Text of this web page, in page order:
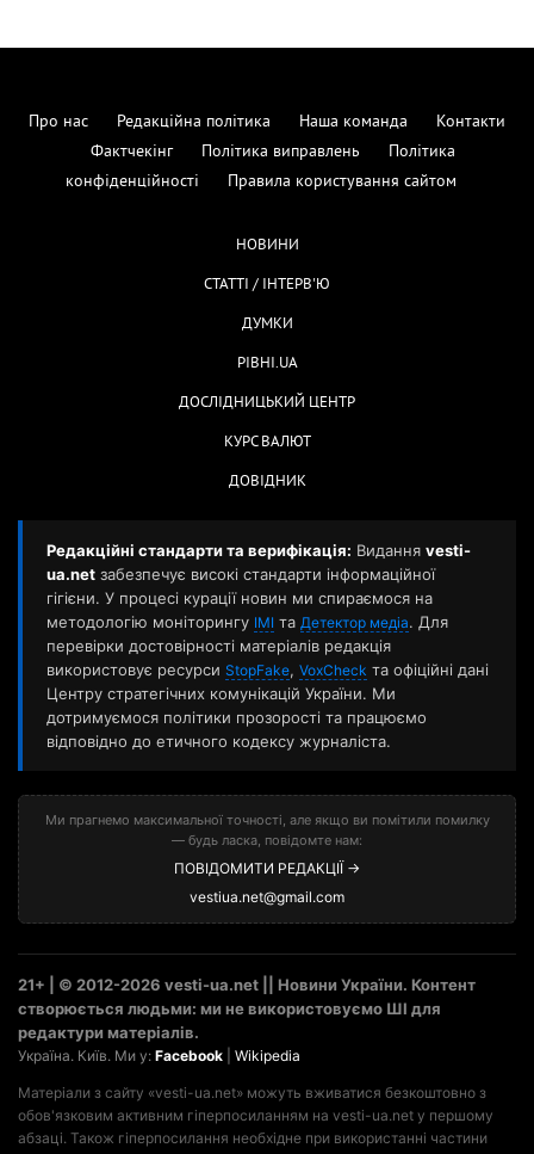
Про нас Редакційна політика Наша команда
Контакти
Фактчекінг
Політика виправлень
Політика
конфіденційності
Правила користування сайтом
НОВИНИ
СТАТТІ / ІНТЕРВ'Ю
ДУМКИ
РІВНІ.UA
ДОСЛІДНИЦЬКИЙ ЦЕНТР
КУРС ВАЛЮТ
ДОВІДНИК
Редакційні стандарти та верифікація: Видання vesti-
ua.net забезпечує високі стандарти інформаційної
гігієни. У процесі курації новин ми спираємося на
методологію моніторингу ІМІ та Детектор медіа. Для
перевірки достовірності матеріалів редакція
використовує ресурси StopFake, VoxCheck та офіційні дані
Центру стратегічних комунікацій України. Ми
дотримуємося політики прозорості та працюємо
відповідно до етичного кодексу журналіста.
Ми прагнемо максимальної точності, але якщо ви помітили помилку
— будь ласка, повідомте нам:
ПОВІДОМИТИ РЕДАКЦІЇ →
vestiua.net@gmail.com
21+ | © 2012-2026 vesti-ua.net || Новини України. Контент
створюється людьми: ми не використовуємо ШІ для
редактури матеріалів.
Україна. Київ. Ми у: Facebook Wikipedia
Матеріали з сайту «vesti-ua.net» можуть вживатися безкоштовно з
обов'язковим активним гіперпосиланням на vesti-ua.net у першому
абзаці. Також гіперпосилання необхідне при використанні частини